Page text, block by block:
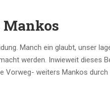
Manch ein glaubt, unser
werden. Inwieweit dieses
Vorweg- weiters Mankos